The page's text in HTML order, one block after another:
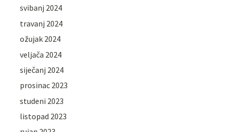
svibanj 2024
travanj 2024
ožujak 2024
veljača 2024
siječanj 2024
prosinac 2023
studeni 2023
listopad 2023